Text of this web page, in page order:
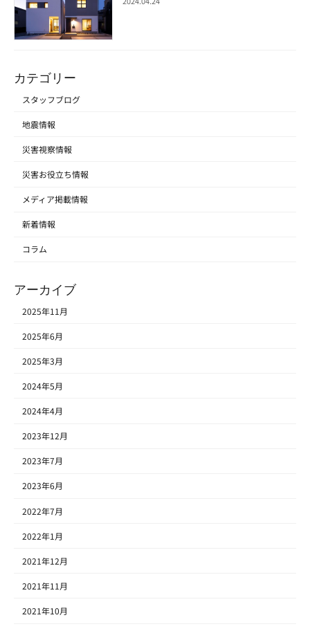
カテゴリー
スタッフブログ
地震情報
災害視察情報
災害お役立ち情報
メディア掲載情報
新着情報
コラム
アーカイブ
2025年11月
2025年6月
2025年3月
2024年5月
2024年4月
2023年12月
2023年7月
2023年6月
2022年7月
2022年1月
2021年12月
2021年11月
2021年10月